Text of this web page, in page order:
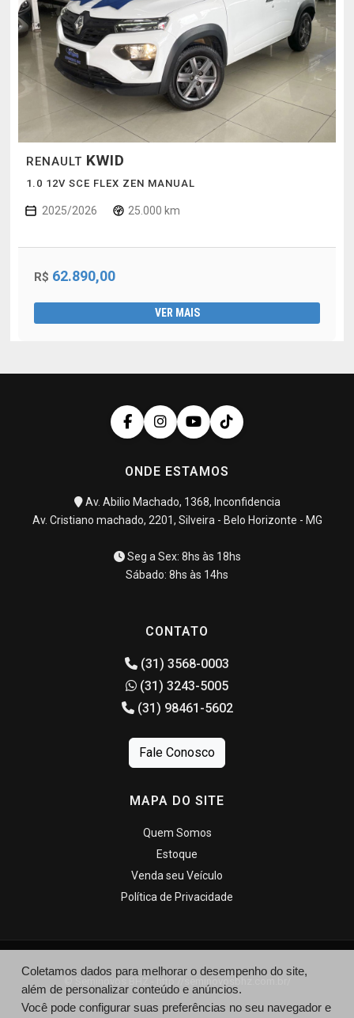
RENAULT KWID
1.0 12V SCE FLEX ZEN MANUAL
2025/2026 25.000 km
R$ 62.890,00
VER MAIS
ONDE ESTAMOS
Av. Abilio Machado, 1368, Inconfidencia
Av. Cristiano machado, 2201, Silveira - Belo Horizonte - MG
Seg a Sex: 8hs às 18hs
Sábado: 8hs às 14hs
CONTATO
(31) 3568-0003
(31) 3243-5005
(31) 98461-5602
Fale Conosco
MAPA DO SITE
Quem Somos
Estoque
Venda seu Veículo
Política de Privacidade
© Seminovos BHZ - http://seminovosbhz.com.br/
Coletamos dados para melhorar o desempenho do site,
além de personalizar conteúdo e anúncios.
Você pode configurar suas preferências no seu navegador e